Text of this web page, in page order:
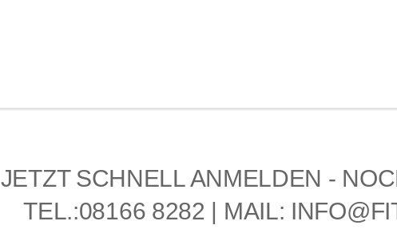
JETZT SCHNELL ANMELDEN -
TEL.:08166 8282 | MAIL: